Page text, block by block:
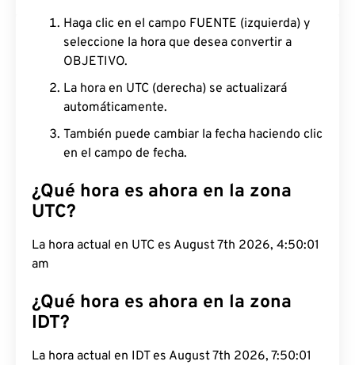
Haga clic en el campo FUENTE (izquierda) y
seleccione la hora que desea convertir a
OBJETIVO.
La hora en UTC (derecha) se actualizará
automáticamente.
También puede cambiar la fecha haciendo clic
en el campo de fecha.
¿Qué hora es ahora en la zona
UTC?
La hora actual en UTC es August 7th 2026, 4:50:02
am
¿Qué hora es ahora en la zona
IDT?
La hora actual en IDT es August 7th 2026, 7:50:02